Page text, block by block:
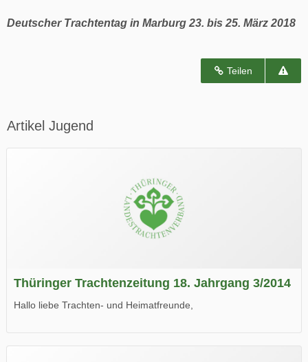
Deutscher Trachtentag in Marburg 23. bis 25. März 2018
Teilen
Artikel Jugend
Thüringer Trachtenzeitung 18. Jahrgang 3/2014
Hallo liebe Trachten- und Heimatfreunde,
Wir wünschen Euch viel Spaß beim Lesen.